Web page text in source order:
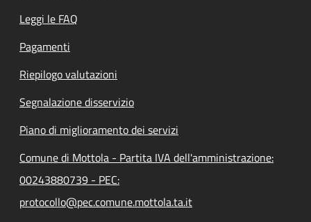
Leggi le FAQ
Pagamenti
Riepilogo valutazioni
Segnalazione disservizio
Piano di miglioramento dei servizi
Comune di Mottola - Partita IVA dell'amministrazione:
00243880739 - PEC:
protocollo@pec.comune.mottola.ta.it